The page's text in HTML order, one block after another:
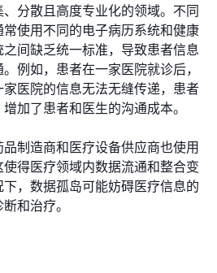
分散且高度专业化的领域。不同
使用不同的电子病历系统和健康
间缺乏统一标准，导致患者信息
例如，患者在一家医院就诊后，
医院的信息无法无缝传递，患者
加了患者和医生的沟通成本。
制造商和医疗设备供应商也使用
得医疗领域内数据流通和整合变
，数据孤岛可能妨碍医疗信息的
和治疗。